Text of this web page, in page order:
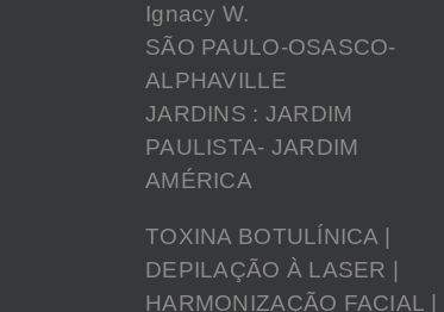
Ignacy W.
SÃO PAULO-OSASCO-
ALPHAVILLE
JARDINS : JARDIM
PAULISTA- JARDIM
AMÉRICA
TOXINA BOTULÍNICA |
DEPILAÇÃO À LASER |
HARMONIZAÇÃO FACIAL |